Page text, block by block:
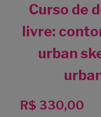
Curso de
livre:
urban
R$ 330,00